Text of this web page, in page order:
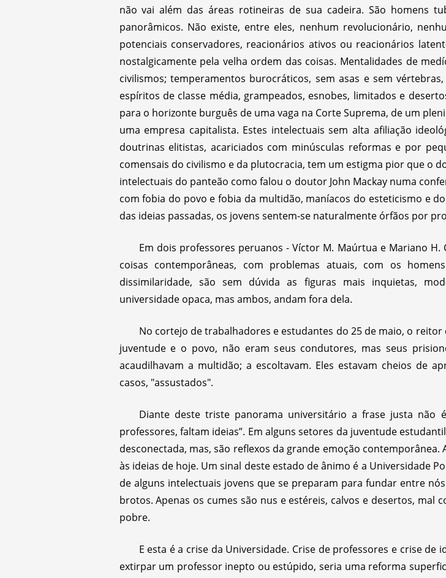
não vai além das áreas rotineiras de sua cadeira. São homens
panorâmicos. Não existe, entre eles, nenhum revolucionário,
potenciais conservadores, reacionários ativos ou reacionários
nostalgicamente pela velha ordem das coisas. Mentalidades de
civilismos; temperamentos burocráticos, sem asas e sem
espíritos de classe média, grampeados, esnobes, limitados e
para o horizonte burguês de uma vaga na Corte Suprema, de um
uma empresa capitalista. Estes intelectuais sem alta afiliação
doutrinas elitistas, acariciados com minúsculas reformas e por
comensais do civilismo e da plutocracia, tem um estigma pior que o
intelectuais do panteão como falou o doutor John Mackay numa
com fobia do povo e fobia da multidão, maníacos do esteticismo e
das ideias passadas, os jovens sentem-se naturalmente órfãos por
Em dois professores peruanos - Víctor M. Maúrtua e Mariano
coisas contemporâneas, com problemas atuais, com os
dissimilaridade, são sem dúvida as figuras mais inquietas,
universidade opaca, mas ambos, andam fora dela.
No cortejo de trabalhadores e estudantes do 25 de maio, o
juventude e o povo, não eram seus condutores, mas seus
acaudilhavam a multidão; a escoltavam. Eles estavam cheios de
casos, "assustados".
Diante deste triste panorama universitário a frase justa não
professores, faltam ideias”. Em alguns setores da juventude
desconectada, mas, são reflexos da grande emoção
às ideias de hoje. Um sinal deste estado de ânimo é a Universidade
de alguns intelectuais jovens que se preparam para fundar entre
brotos. Apenas os cumes são nus e estéreis, calvos e desertos, mal
pobre.
E esta é a crise da Universidade. Crise de professores e crise
extirpar um professor inepto ou estúpido, seria uma reforma